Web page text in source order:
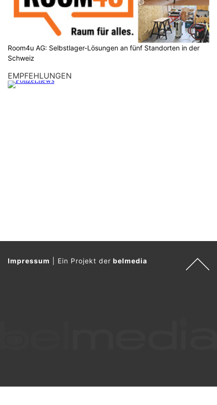
Room4u AG: Selbstlager-Lösungen an fünf Standorten in der
Schweiz
EMPFEHLUNGEN
Impressum Ein Projekt derbelmedia